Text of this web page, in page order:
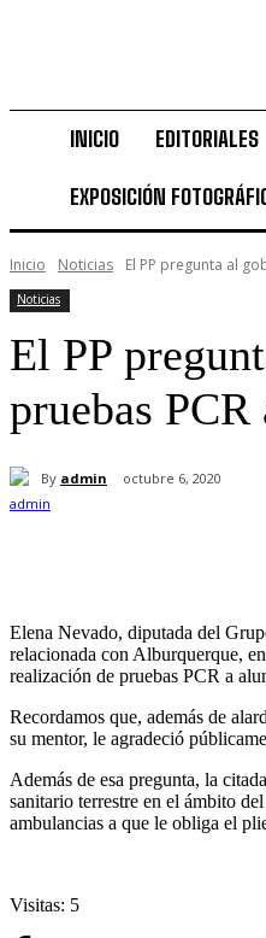
INICIO EDITORIALES
EXPOSICIÓN
Inicio Noticias El PP pregunta al
Noticias
El PP
pruebas
By admin octubre 6, 2020
Elena Nevado, diputada del
relacionada con Alburquerque,
realización de pruebas PCR a
Recordamos que, además de
su mentor, le agradeció
Además de esa pregunta, la
sanitario terrestre en el ámbito
ambulancias a que le obliga el
Visitas: 5